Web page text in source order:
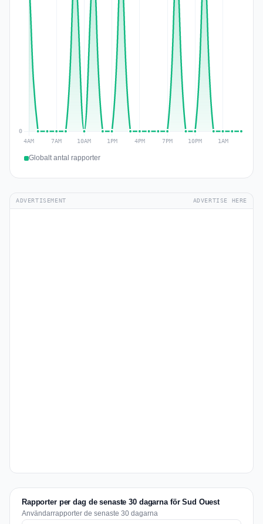
Globalt antal rapporter
ADVERTISEMENT ADVERTISE HERE
Rapporter per dag de senaste 30 dagarna för Sud Ouest
Användarrapporter de senaste 30 dagarna